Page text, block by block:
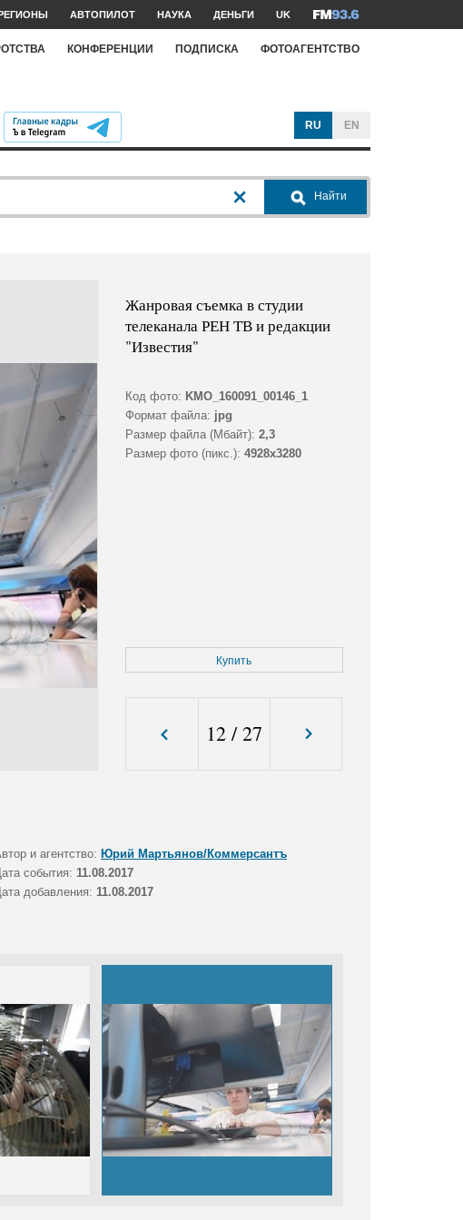
АВТОПИЛОТ НАУКА ДЕНЬГИ UK
КОНФЕРЕНЦИИ ПОДПИСКА ФОТОАГЕНТСТВО
RU EN
Найти
Жанровая съемка в студии
телеканала РЕН ТВ и редакции
"Известия"
Код фото: KMO_160091_00146_1
Формат файла: jpg
Размер файла (Мбайт): 2,3
Размер фото (пикс.): 4928x3280
Купить
12/27
и агентство: Юрий Мартьянов/Коммерсантъ
события: 11.08.2017
добавления: 11.08.2017